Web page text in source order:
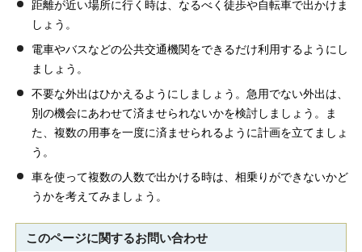
距離が近い場所に行く時は、なるべく徒歩や自転車で出かけま
しょう。
電車やバスなどの公共交通機関をできるだけ利用するようにし
ましょう。
不要な外出はひかえるようにしましょう。急用でない外出は、
別の機会にあわせて済ませられないかを検討しましょう。ま
た、複数の用事を一度に済ませられるように計画を立てましょ
う。
車を使って複数の人数で出かける時は、相乗りができないかど
うかを考えてみましょう。
このページに関するお問い合わせ